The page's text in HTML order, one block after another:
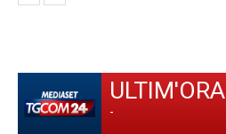
ULTIM'ORA
-